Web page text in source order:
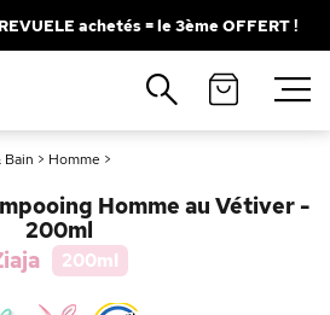
achetés = le 3ème OFFERT !
Bain > Homme >
Homme au Vétiver -
200ml
200ml
Fermer
populaires
Rouge à Lèvres